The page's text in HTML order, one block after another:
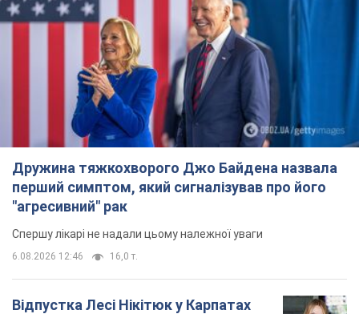
Дружина тяжкохворого Джо Байдена назвала
перший симптом, який сигналізував про його
"агресивний" рак
Спершу лікарі не надали цьому належної уваги
6.08.2026 12:46 16,0 т.
Відпустка Лесі Нікітюк у Карпатах